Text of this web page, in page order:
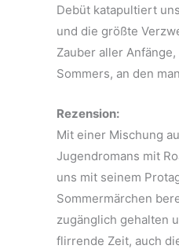
Debüt katapultiert
und die größte
Zauber aller
Sommers, an den
Rezension:
Mit einer Mischung
Jugendromans mit
uns mit seinem
Sommermärchen
zugänglich gehalten
flirrende Zeit, auch